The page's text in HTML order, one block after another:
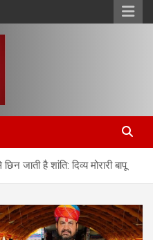
जाती है शांति: दिव्य मोरारी बापू